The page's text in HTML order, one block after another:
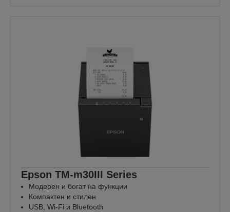
Epson TM-m30III Series
Модерен и богат на функции
Компактен и стилен
USB, Wi-Fi и Bluetooth